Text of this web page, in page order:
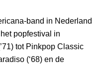
band in Nederland
popfestival in
tot Pinkpop Classic
(‘68) en de